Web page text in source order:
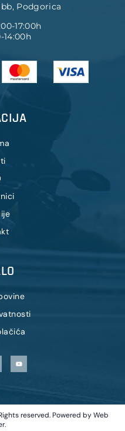
Podgorica
17:00h
14:00h
reserved. Powered byWeb
.